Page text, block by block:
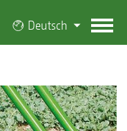
Deutsch